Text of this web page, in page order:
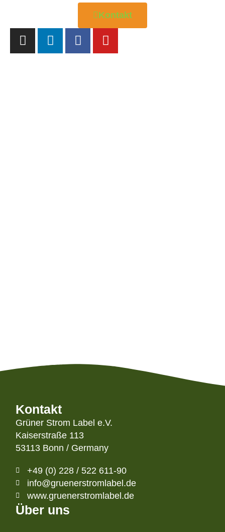
Kontakt
Kontakt
Grüner Strom Label e.V.
Kaiserstraße 113
53113 Bonn / Germany
+49 (0) 228 / 522 611-90
info@gruenerstromlabel.de
www.gruenerstromlabel.de
Über uns